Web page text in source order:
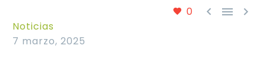
0   
Noticias
7 marzo, 2025